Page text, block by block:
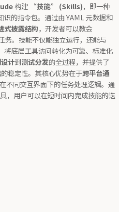
构建 “技能” (Skills)，即一种
的指令包。通过由 YAML 元数据和
式披露结构，开发者可以教会
务。技能不仅能独立运行，还能与
将底层工具访问转化为可靠、标准化
计到测试分发的全过程，并提供了
稳定性。其核心优势在于跨平台通
不同交互界面下的任务处理逻辑。通
，用户可以在短时间内完成技能的迭